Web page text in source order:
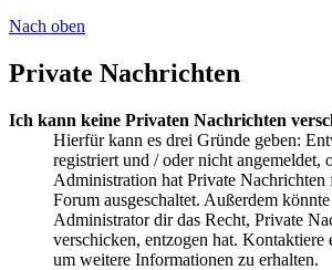
Nach oben
Private Nachrichten
Ich kann keine Privaten Nachrichten
Hierfür kann es drei Gründe geben:
registriert und / oder nicht angemeldet,
Administration hat Private Nachrichten
Forum ausgeschaltet. Außerdem könnte
Administrator dir das Recht, Private
verschicken, entzogen hat. Kontaktiere
um weitere Informationen zu erhalten.